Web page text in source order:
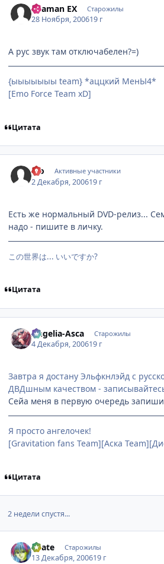
Shaman EX Старожилы
28 Ноября, 200619 г
А рус звук там отключабелен?=)
{ыыыыыыы team} *аццкий МенЫ4*
[Emo Force Team xD]
Цитата
nio Активные участники
2 Декабря, 200619 г
Есть же нормальный DVD-релиз...
надо - пишите в личку.
この世界は... いいですか?
Цитата
Angelia-Asca Старожилы
4 Декабря, 200619 г
Завтра я достану Эльфкнлэйд с
ДВДшным качеством -
Сейа меня в первую очередь
Я просто ангелочек!
[Gravitation fans Team][Аска
Цитата
2 недели спустя...
Skate Старожилы
13 Декабря, 200619 г